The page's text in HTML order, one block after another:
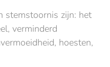
stemstoornis zijn: het
verminderd
hoesten,